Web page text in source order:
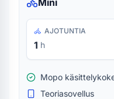
Mini
AJOTUNTIA
1 h
Mopo
Teoriasovellus